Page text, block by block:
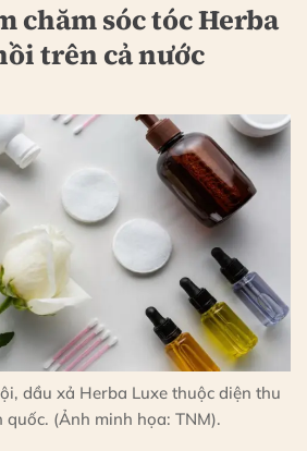
chăm sóc tóc Herba
trên cả nước
dầu xả Herba Luxe thuộc diện thu
quốc. (Ảnh minh họa: TNM).